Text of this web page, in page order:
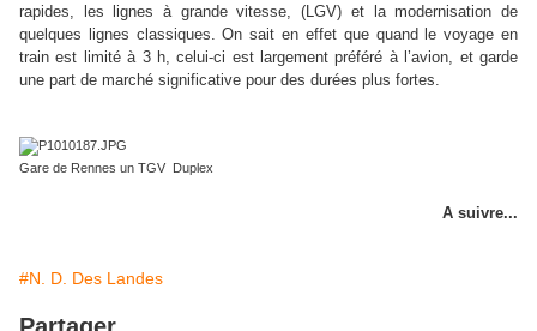
rapides, les lignes à grande vitesse, (LGV) et la modernisation de
quelques lignes classiques. On sait en effet que quand le voyage en
train est limité à 3 h, celui-ci est largement préféré à l’avion, et garde
une part de marché significative pour des durées plus fortes.
Gare de Rennes un TGV Duplex
A suivre...
#N. D. Des Landes